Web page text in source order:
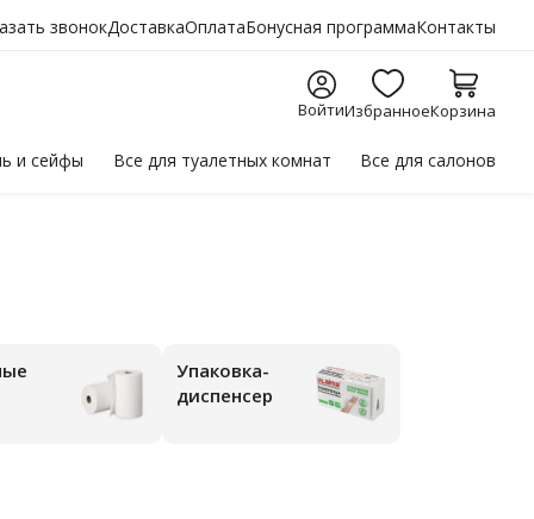
звонокДоставкаОплатаБонусная программаКонтакты
ВойтиИзбранноеКорзина
и сейфы Все для туалетных комнат Все для салонов
Упаковка-
диспенсер